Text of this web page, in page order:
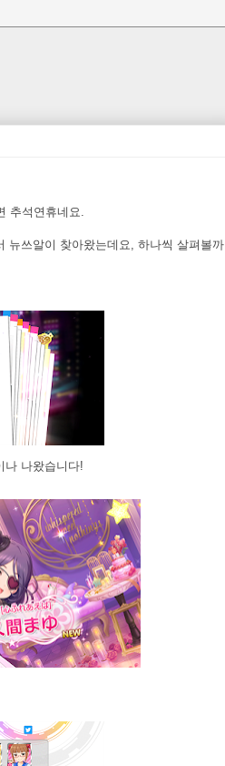
추석연휴네요.
뉴쓰알이 찾아왔는데요, 하나씩 살펴볼까
나 나왔습니다!